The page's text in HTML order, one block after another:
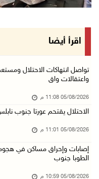
قوات الاحتلال تنصب
الرئيس يقلد عائلة القائد
باسم الرئيس: وزير
الاحتلال يقتحم كفر مالك
"التربية" تخرج الفوج الأول
05/آب/2026 06:44 م
اقرأ أيضا
تواصل انتهاكات الاحتلال
واعتقالات واق
05/08/2026 11:08 م
الاحتلال يقتحم عورتا جنوب
05/08/2026 11:01 م
إصابات وإحراق مساكن في
الطوبا جنوب
05/08/2026 10:59 م